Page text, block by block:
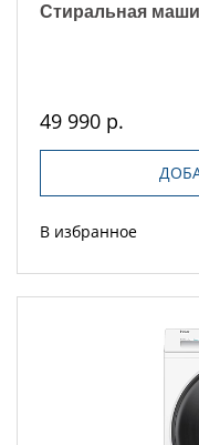
Стиральная
49 990 р.
В избранное